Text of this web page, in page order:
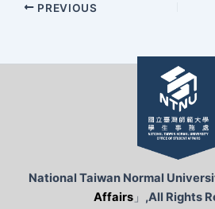
PREVIOUS
National Taiwan Normal
Affairs」 ,All Rights